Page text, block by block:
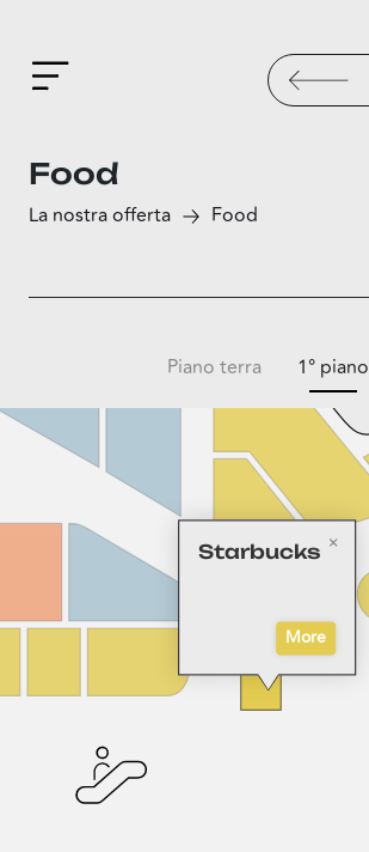
Food
La nostra offerta Food
Starbucks
More
Piano terra 1° piano